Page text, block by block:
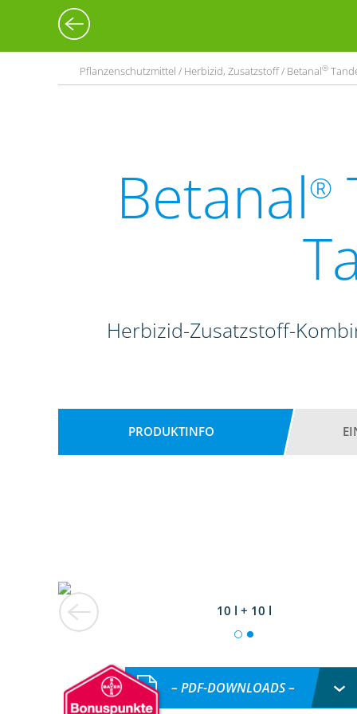
Pflanzenschutzmittel / Herbizid, Zusatzstoff / Betanal®
Betanal®
Herbizid-Zusatzstoff-
PRODUKTINFO
10 l + 10 l
– PDF-DOWNLOADS –